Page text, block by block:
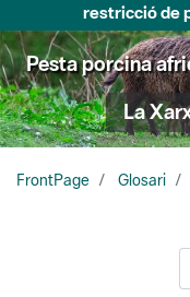
restricció de
Pesta porcina
La
FrontPage Glosari